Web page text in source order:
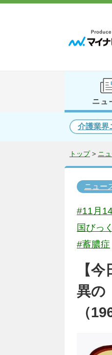
介護業界
トップ> ニ
ニュー
#11月
国びっ
#蓄膿症
【
異の
（